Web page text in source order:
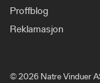
Proffblog
Reklamasjon
© 2026 Natre Vinduer